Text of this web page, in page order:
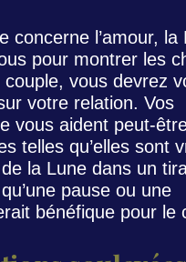
concerne l’amour, la
pour montrer les
vous devrez
votre relation. Vos
vous aident peut-
telles qu’elles sont
la Lune dans un
pause ou une
bénéfique pour le